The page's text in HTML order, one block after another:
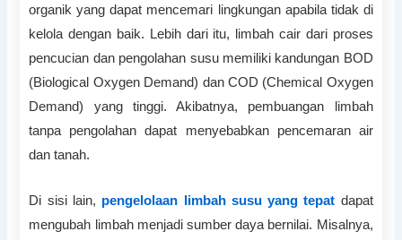
organik yang dapat mencemari lingkungan apabila tidak di
kelola dengan baik. Lebih dari itu, limbah cair dari proses
pencucian dan pengolahan susu memiliki kandungan BOD
(Biological Oxygen Demand) dan COD (Chemical Oxygen
Demand) yang tinggi. Akibatnya, pembuangan limbah
tanpa pengolahan dapat menyebabkan pencemaran air
dan tanah.
Di sisi lain, pengelolaan limbah susu yang tepat dapat
mengubah limbah menjadi sumber daya bernilai. Misalnya,